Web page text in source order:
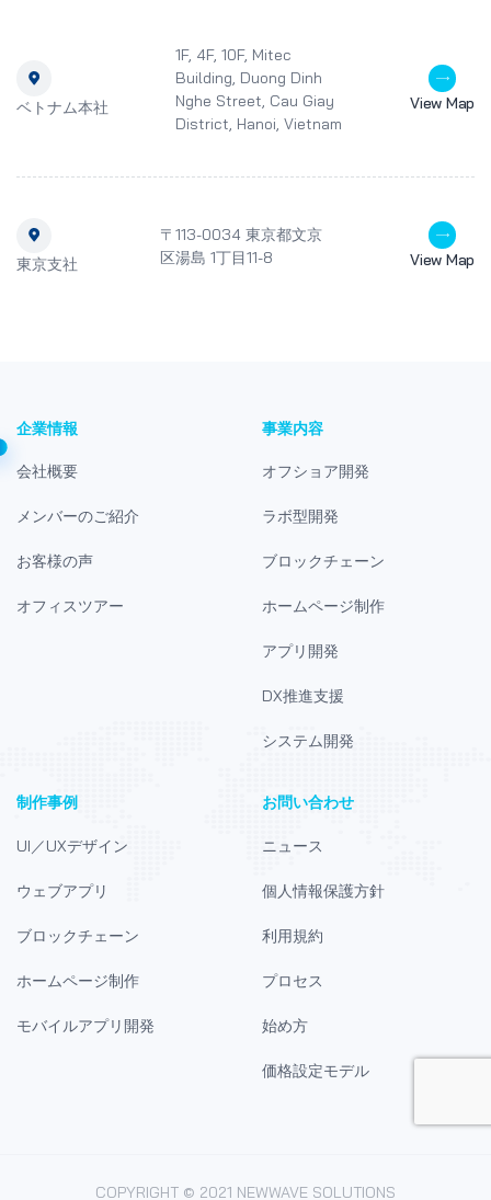
ベトナム本社
1F, 4F, 10F, Mitec
Building, Duong Dinh
Nghe Street, Cau Giay
District, Hanoi, Vietnam
View Map
東京支社
〒113-0034 東京都文京
区湯島 1丁目11-8
View Map
企業情報
会社概要
メンバーのご紹介
お客様の声
オフィスツアー
事業内容
オフショア開発
ラボ型開発
ブロックチェーン
ホームページ制作
アプリ開発
DX推進支援
システム開発
制作事例
UI／UXデザイン
ウェブアプリ
ブロックチェーン
ホームページ制作
モバイルアプリ開発
お問い合わせ
ニュース
個人情報保護方針
利用規約
プロセス
始め方
価格設定モデル
COPYRIGHT © 2021 NEWWAVE SOLUTIONS